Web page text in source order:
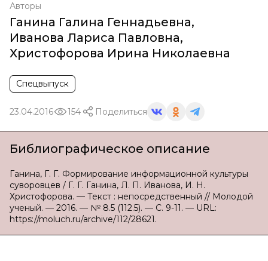
Авторы
Ганина Галина Геннадьевна,
Иванова Лариса Павловна,
Христофорова Ирина Николаевна
Спецвыпуск
23.04.2016 154 Поделиться
Библиографическое описание
Ганина, Г. Г. Формирование информационной культуры
суворовцев / Г. Г. Ганина, Л. П. Иванова, И. Н.
Христофорова. — Текст : непосредственный // Молодой
ученый. — 2016. — № 8.5 (112.5). — С. 9-11. — URL:
https://moluch.ru/archive/112/28621.